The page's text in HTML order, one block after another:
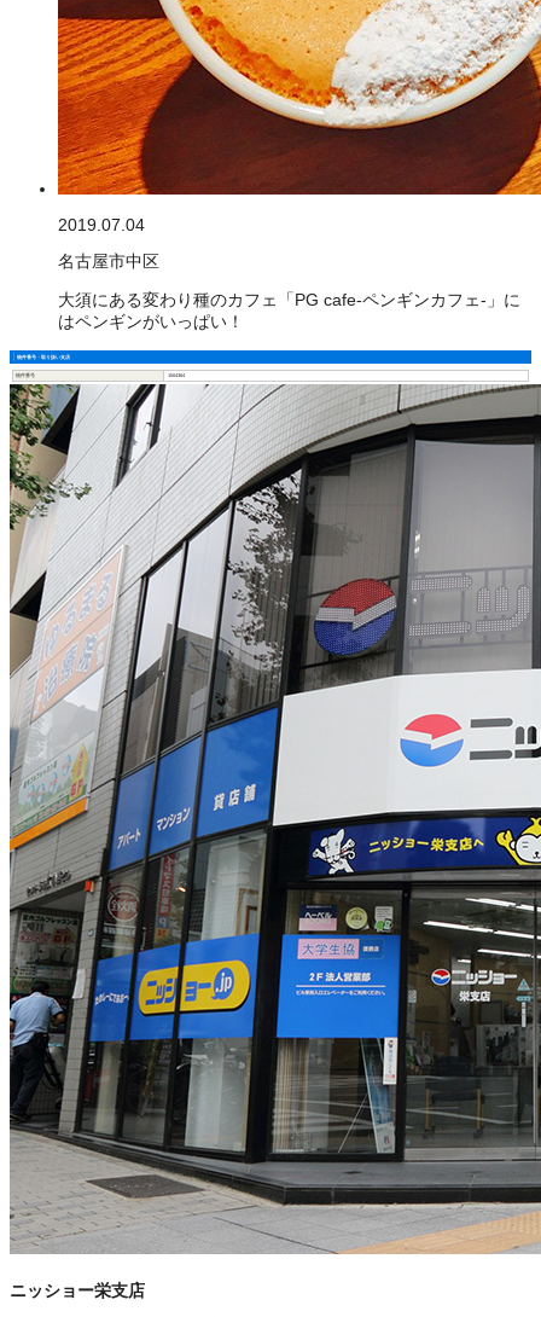
2019.07.04
名古屋市中区
大須にある変わり種のカフェ「PG cafe-ペンギンカフェ-」に
はペンギンがいっぱい！
物件番号・取り扱い支店
物件番号 1504364
ニッショー栄支店